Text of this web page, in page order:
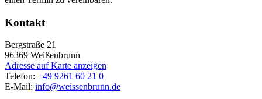
Kontakt
Bergstraße 21
96369 Weißenbrunn
Adresse auf Karte anzeigen
Telefon: +49 9261 60 21 0
E-Mail: info@weissenbrunn.de